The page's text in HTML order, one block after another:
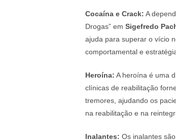
Cocaína e Crack: A
Drogas” em Sigefredo
ajuda para superar o vício
comportamental e
Heroína: A heroína é uma
clínicas de reabilitação
tremores, ajudando os
na reabilitação e na
Inalantes: Os inalantes